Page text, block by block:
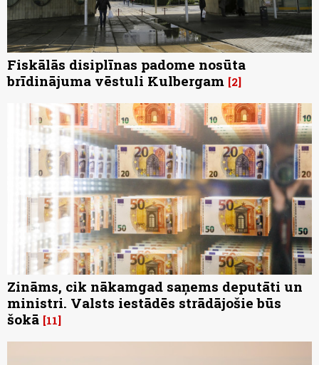
Fiskālās disiplīnas padome nosūta
brīdinājuma vēstuli Kulbergam 2
Zināms, cik nākamgad saņems deputāti un
ministri. Valsts iestādēs strādājošie būs
šokā 11